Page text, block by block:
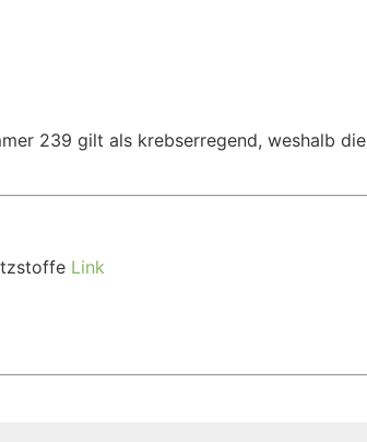
239 gilt als krebserregend, weshalb die
Link